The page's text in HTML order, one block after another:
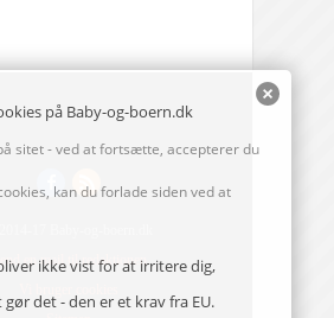
en mail til redaktionen
på Baby-og-boern.dk
sitet - ved at fortsætte, accepterer du
kan du forlade siden ved at
ikke vist for at irritere dig,
det - den er et krav fra EU.